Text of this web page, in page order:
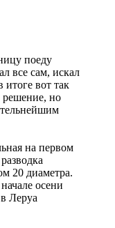
поеду
все сам, искал
вот так
решение, но
на первом
20 диаметра.
осени
Леруа